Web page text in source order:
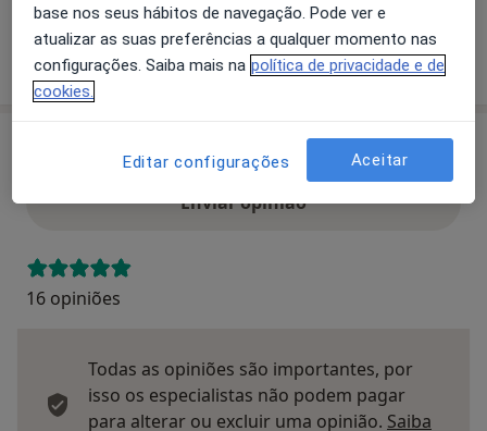
Mostrar mais detalhes
sobre o endereço
Enviar opinião
16 opiniões
Todas as opiniões são importantes, por
isso os especialistas não podem pagar
para alterar ou excluir uma opinião. Saiba
base nos seus hábitos de navegação. Pode ver e
atualizar as suas preferências a qualquer momento nas
configurações. Saiba mais na política de privacidade e de
cookies.
Editar configurações Aceitar